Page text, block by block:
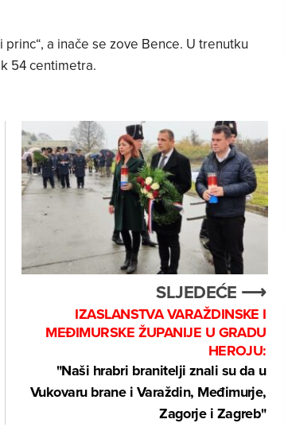
a inače se zove Bence. U trenutku
54 centimetra.
SLJEDEĆE ⟶
IZASLANSTVA VARAŽDINSKE I
MEĐIMURSKE ŽUPANIJE U GRADU
HEROJU:
"Naši hrabri branitelji znali su da u
Vukovaru brane i Varaždin, Međimurje,
Zagorje i Zagreb"